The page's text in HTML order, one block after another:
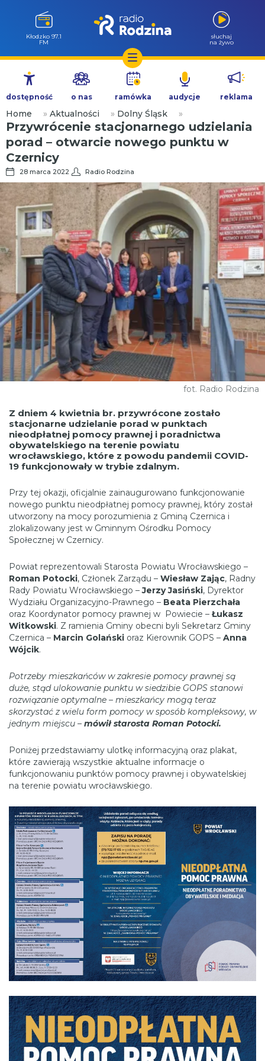
Przejdź
treści
Kłodzko 97.1
FM
słuchaj
na żywo
dostępność o nas ramówka audycje reklama
Home » Aktualności » Dolny Śląsk »
Przywrócenie stacjonarnego udzielania
porad – otwarcie nowego punktu w
Czernicy
28 marca 2022 Radio Rodzina
fot. Radio Rodzina
Z dniem 4 kwietnia br. przywrócone zostało
stacjonarne udzielanie porad w punktach
nieodpłatnej pomocy prawnej i poradnictwa
obywatelskiego na terenie powiatu
wrocławskiego, które z powodu pandemii COVID-
19 funkcjonowały w trybie zdalnym.
Przy tej okazji, oficjalnie zainaugurowano funkcjonowanie
nowego punktu nieodpłatnej pomocy prawnej, który został
utworzony na mocy porozumienia z Gminą Czernica i
zlokalizowany jest w Gminnym Ośrodku Pomocy
Społecznej w Czernicy.
Powiat reprezentowali Starosta Powiatu Wrocławskiego –
Roman Potocki, Członek Zarządu – Wiesław Zając, Radny
Rady Powiatu Wrocławskiego –Jerzy Jasiński, Dyrektor
Wydziału Organizacyjno-Prawnego – Beata Pierzchała
oraz Koordynator pomocy prawnej w Powiecie – Łukasz
Witkowski. Z ramienia Gminy obecni byli Sekretarz Gminy
Czernica – Marcin Golański oraz Kierownik GOPS – Anna
Wójcik.
Potrzeby mieszkańców w zakresie pomocy prawnej są
duże, stąd ulokowanie punktu w siedzibie GOPS stanowi
rozwiązanie optymalne – mieszkańcy mogą teraz
skorzystać z wielu form pomocy w sposób kompleksowy, w
jednym miejscu – mówił starosta Roman Potocki.
Poniżej przedstawiamy ulotkę informacyjną oraz plakat,
które zawierają wszystkie aktualne informacje o
funkcjonowaniu punktów pomocy prawnej i obywatelskiej
na terenie powiatu wrocławskiego.